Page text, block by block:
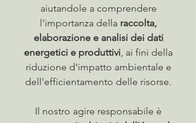
aiutandole a comprendere
l'importanza della raccolta,
elaborazione e analisi dei dati
energetici e produttivi, ai fini della
riduzione d'impatto ambientale e
dell'efficientamento delle risorse.
Il nostro agire responsabile è